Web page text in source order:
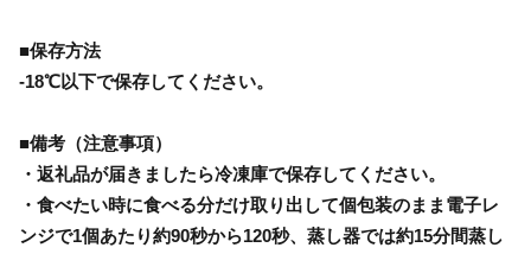
■保存方法
-18℃以下で保存してください。
■備考（注意事項）
・返礼品が届きましたら冷凍庫で保存してください。
・食べたい時に食べる分だけ取り出して個包装のまま電子レ
ンジで1個あたり約90秒から120秒、蒸し器では約15分間蒸し